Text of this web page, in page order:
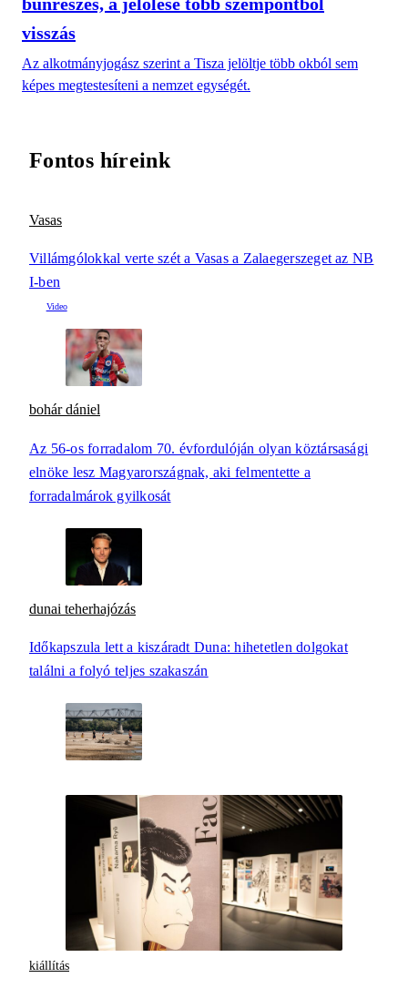
visszás
Az alkotmányjogász szerint a Tisza jelöltje több okból sem
képes megtestesíteni a nemzet egységét.
Fontos híreink
Vasas
Villámgólokkal verte szét a Vasas a Zalaegerszeget az NB
I-ben
bohár dániel
Az 56-os forradalom 70. évfordulóján olyan köztársasági
elnöke lesz Magyarországnak, aki felmentette a
forradalmárok gyilkosát
dunai teherhajózás
Időkapszula lett a kiszáradt Duna: hihetetlen dolgokat
találni a folyó teljes szakaszán
kiállítás